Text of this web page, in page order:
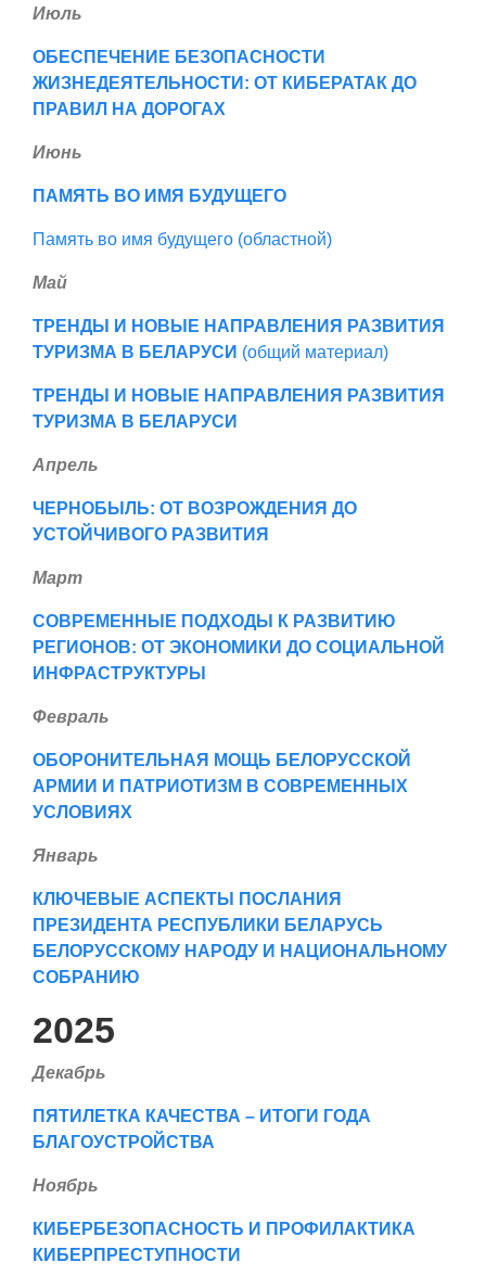
Июль
ОБЕСПЕЧЕНИЕ БЕЗОПАСНОСТИ
ЖИЗНЕДЕЯТЕЛЬНОСТИ: ОТ КИБЕРАТАК ДО
ПРАВИЛ НА ДОРОГАХ
Июнь
ПАМЯТЬ ВО ИМЯ БУДУЩЕГО
Память во имя будущего (областной)
Май
ТРЕНДЫ И НОВЫЕ НАПРАВЛЕНИЯ РАЗВИТИЯ
ТУРИЗМА В БЕЛАРУСИ (общий материал)
ТРЕНДЫ И НОВЫЕ НАПРАВЛЕНИЯ РАЗВИТИЯ
ТУРИЗМА В БЕЛАРУСИ
Апрель
ЧЕРНОБЫЛЬ: ОТ ВОЗРОЖДЕНИЯ ДО
УСТОЙЧИВОГО РАЗВИТИЯ
Март
СОВРЕМЕННЫЕ ПОДХОДЫ К РАЗВИТИЮ
РЕГИОНОВ: ОТ ЭКОНОМИКИ ДО СОЦИАЛЬНОЙ
ИНФРАСТРУКТУРЫ
Февраль
ОБОРОНИТЕЛЬНАЯ МОЩЬ БЕЛОРУССКОЙ
АРМИИ И ПАТРИОТИЗМ В СОВРЕМЕННЫХ
УСЛОВИЯХ
Январь
КЛЮЧЕВЫЕ АСПЕКТЫ ПОСЛАНИЯ
ПРЕЗИДЕНТА РЕСПУБЛИКИ БЕЛАРУСЬ
БЕЛОРУССКОМУ НАРОДУ И НАЦИОНАЛЬНОМУ
СОБРАНИЮ
2025
Декабрь
ПЯТИЛЕТКА КАЧЕСТВА – ИТОГИ ГОДА
БЛАГОУСТРОЙСТВА
Ноябрь
КИБЕРБЕЗОПАСНОСТЬ И ПРОФИЛАКТИКА
КИБЕРПРЕСТУПНОСТИ